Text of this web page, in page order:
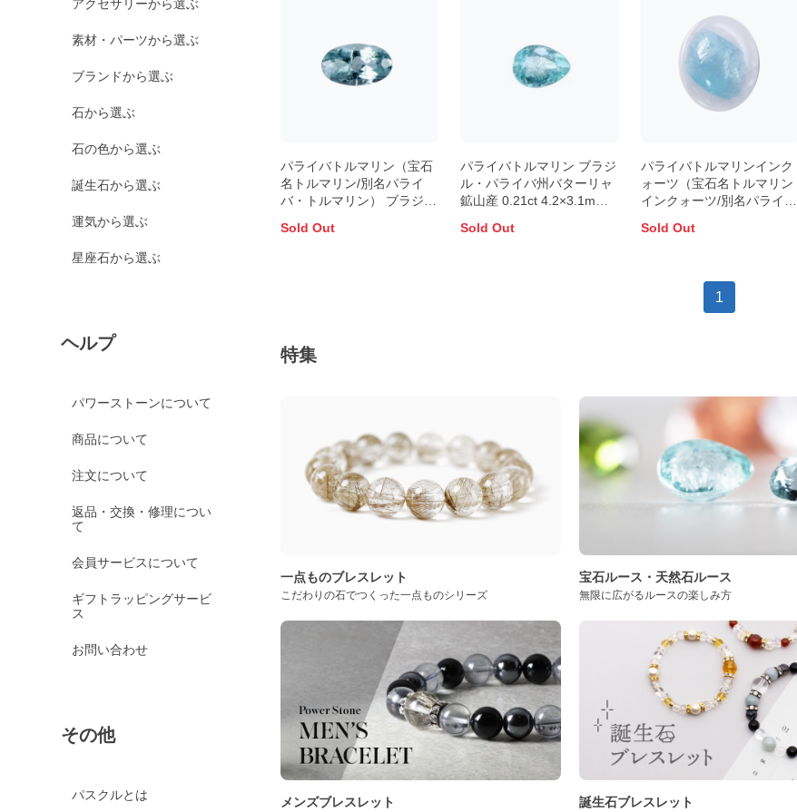
アクセサリーから選ぶ
素材・パーツから選ぶ
ブランドから選ぶ
石から選ぶ
石の色から選ぶ
誕生石から選ぶ
運気から選ぶ
星座石から選ぶ
ヘルプ
パワーストーンについて
商品について
注文について
返品・交換・修理につい
て
会員サービスについて
ギフトラッピングサービ
ス
お問い合わせ
その他
パスクルとは
パライバトルマリン（宝石
名トルマリン/別名パライ
バ・トルマリン） ブラジ
鉱山産 0.16ct 4.5×2.6mm
Sold Out
パライバトルマリン ブラジ
ル・パライバ州バターリャ
鉱山産 0.21ct 4.2×3.1mm
Sold Out
パライバトルマリンインク
ォーツ（宝石名トルマリン
インクォーツ/別名パライ
ツ）ブラジル産 3.854ct
Sold Out
1
特集
一点ものブレスレット
こだわりの石でつくった一点ものシリーズ
宝石ルース・天然石ルース
無限に広がるルースの楽しみ方
メンズブレスレット 誕生石ブレスレット